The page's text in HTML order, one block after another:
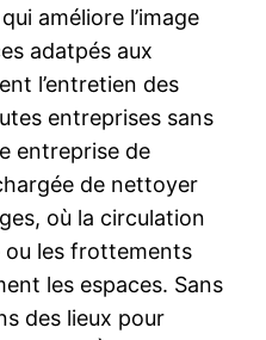
améliore l’image
adatpés aux
l’entretien des
entreprises sans
entreprise de
de nettoyer
où la circulation
ou les frottements
les espaces. Sans
des lieux pour